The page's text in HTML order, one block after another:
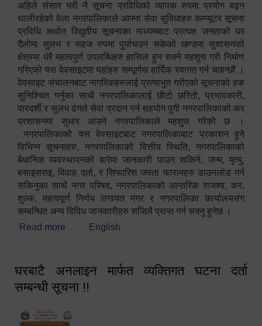
अहिले संसार भरी नै सूचना प्रविधिको व्यापक रुपमा प्रयोग बढ्न
थालीरहेको वेला नगरपालिकाले आफ्ना सेवा सुविधाहरु कम्प्यूटर सूचना
प्रविधि अर्थात् विद्युतीय सूचनाका माध्यमबाट प्रत्यक्ष जनताको घर
दैलोमा सुलभ र सहज रुपमा पुर्याचउन सकेको खण्डमा सुशासनको
क्षेत्रमा धेरै महत्वपुर्ण उपलब्धिहरु हासिल हुन सक्ने महशुस गरी निर्माण
गरिएको यस वेवसाइटमा यहांहरु सम्पूर्णमा हार्दिक स्वागत गर्न चाहन्छौं ।
वेवसाइट संचालनबाट नागरिकहरुलाई प्रत्याभुत गरीएको सूचनाको हक
सुनिश्चित गर्नुका साथै नगरपालिकालाई छीटो छरितो, प्रभावकारी,
पारदर्शी र सुलभ ढंगले सेवा प्रदान गर्न सहयोग पुगी नगरपालिकाको कर
प्रशासनमा सुधार आउने नगरपालिकाले महशुस गरेको छ ।
नगरपालिकाको यस वेवसाइटबाट नगरपालिकाबाट प्रकाशन हुने
विभिन्न सूचनाहरु, नगरपालिकाको वित्तीय स्थिति, नगरपालिकाको
बैधानिक व्यवस्थापनको बारेमा जानकारी पाउन सकिने, जन्म, मृत्यु,
बसाइसराइ, विवाह दर्ता, र सिफारिश जस्ता फारामहरु डाउनलोड गर्न
सकिनुका साथै नगर परिषद, नगरपालिकाको आन्तरिक राजश्व, कर,
शुल्क, महत्वपूर्ण निर्णय लगायत नगर र नगरपालिका कार्यालयसंग
सम्बन्धित अन्य विविध जानकारीहरु सजिलै प्राप्त गर्न सक्नु हुनेछ ।
Read more about स्वागतम!!!
English
घरबाटै अनलाइन मार्फत व्यक्तिगत घटना दर्ता
सम्बन्धी सूचना !!